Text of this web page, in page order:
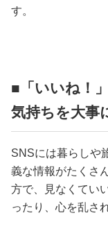
す。
■「いいね！
気持ちを大事
SNSには暮らしや
義な情報がたくさ
方で、見なくてい
ったり、心を乱さ